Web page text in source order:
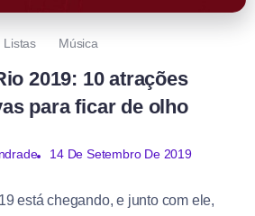
Listas Música
2019: 10 atrações
para ficar de olho
14 De Setembro De 2019
está chegando, e junto com ele,